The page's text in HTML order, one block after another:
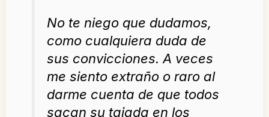
No te niego que dudamos,
como cualquiera duda de
sus convicciones. A veces
me siento extraño o raro al
darme cuenta de que todos
sacan su tajada en los